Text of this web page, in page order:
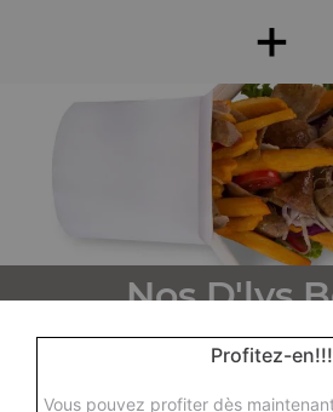
+
Nos D'lys
+
Profitez-en!!!
Vous pouvez profiter dès